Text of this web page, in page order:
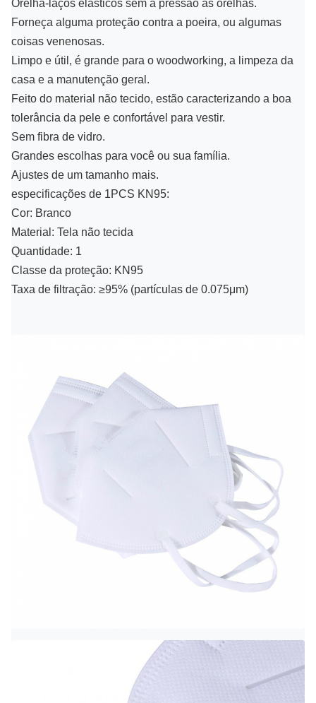
Orelha-laços elásticos sem a pressão às orelhas.
Forneça alguma proteção contra a poeira, ou algumas
coisas venenosas.
Limpo e útil, é grande para o woodworking, a limpeza da
casa e a manutenção geral.
Feito do material não tecido, estão caracterizando a boa
tolerância da pele e confortável para vestir.
Sem fibra de vidro.
Grandes escolhas para você ou sua família.
Ajustes de um tamanho mais.
especificações de 1PCS KN95:
Cor: Branco
Material: Tela não tecida
Quantidade: 1
Classe da proteção: KN95
Taxa de filtração: ≥95% (partículas de 0.075μm)